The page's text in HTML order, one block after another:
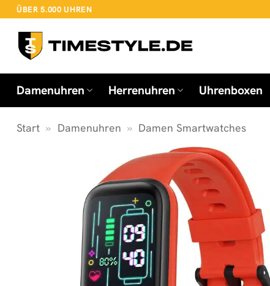
Zum
springen
ÜBER 5.000 UHREN
Damenuhren Herrenuhren Uhrenboxen
Start » Damenuhren » Damen Smartwatches